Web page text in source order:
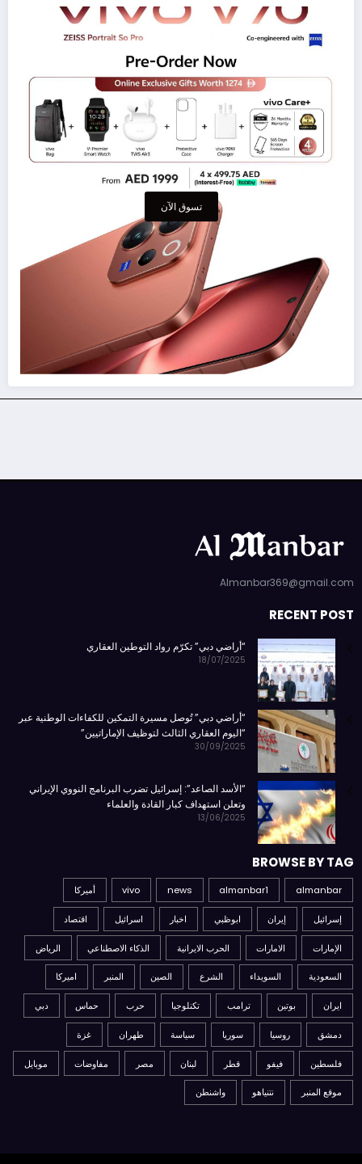
تسوق الآن
Almanbar369@gmail.com
RECENT POST
“أراضي دبي” تكرّم رواد التوطين العقاري
18/07/2025
“أراضي دبي” تُوصل مسيرة التمكين للكفاءات الوطنية عبر
“اليوم العقاري الثالث لتوظيف الإماراتيين”
30/09/2025
“الأسد الصاعد”: إسرائيل تضرب البرنامج النووي الإيراني
وتعلن استهداف كبار القادة والعلماء
13/06/2025
BROWSE BY TAG
almanbar
almanbar1
news
vivo أميركا
إسرائيل إيران ابوظبي اخبار اسرائيل اقتصاد
الإمارات الامارات الحرب الايرانية الذكاء الاصطناعي الرياض
السعودية السويداء الشرع الصين المنبر اميركا
ايران بوتين ترامب تكنلوجيا حرب حماس دبي
دمشق روسيا سوريا سياسة طهران غزة
فلسطين فيفو قطر لبنان مصر مفاوضات موبايل
موقع المنبر نتنياهو واشنطن